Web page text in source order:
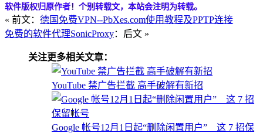
软件版权归原作者！个别转载文，本站会注明为转载。
« 前文： 德国免费VPN--PbXes.com使用教程及PPTP连接
免费的软件代理SonicProxy：后文 »
关注更多相关文章：
YouTube 禁广告拦截 高手破解有新招
Google 帐号12月1日起“删除闲置用户” 这 7 招保